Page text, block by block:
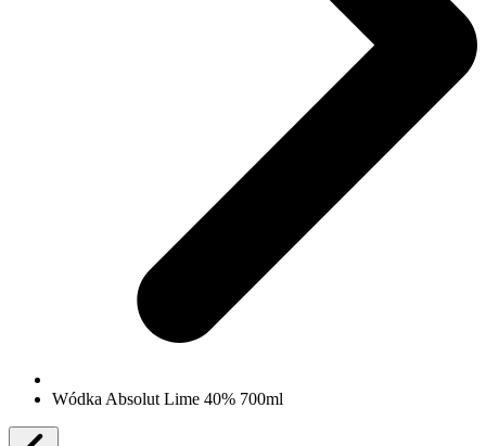
Wódka Absolut Lime 40% 700ml